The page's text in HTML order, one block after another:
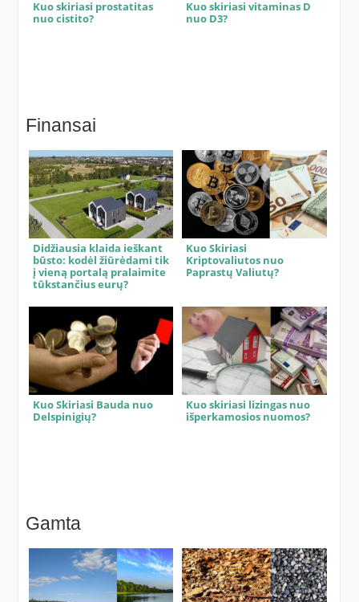
Kuo skiriasi prostatitas
nuo cistito?
Kuo skiriasi vitaminas D
nuo D3?
Finansai
Didžiausia klaida ieškant
būsto: kodėl žiūrėdami tik
į vieną portalą pralaimite
tūkstančius eurų?
Kuo Skiriasi
Kriptovaliutos nuo
Paprastų Valiutų?
Kuo Skiriasi Bauda nuo
Delspinigių?
Kuo skiriasi lizingas nuo
išperkamosios nuomos?
Gamta